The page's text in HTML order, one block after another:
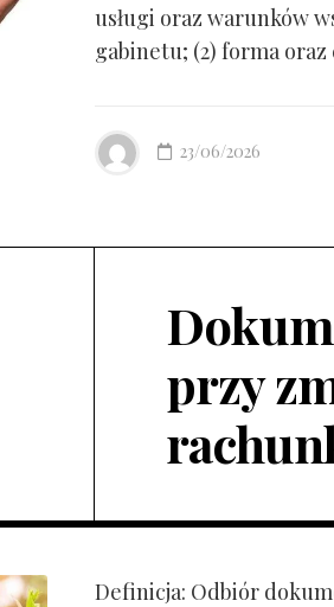
usługi oraz warunków
gabinetu; (2) forma oraz
23/06/2026
przy
Definicja: Odbiór